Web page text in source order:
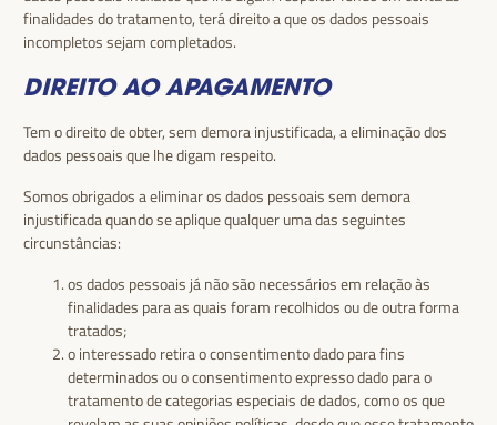
finalidades do tratamento, terá direito a que os dados pessoais
incompletos sejam completados.
DIREITO AO APAGAMENTO
Tem o direito de obter, sem demora injustificada, a eliminação dos
dados pessoais que lhe digam respeito.
Somos obrigados a eliminar os dados pessoais sem demora
injustificada quando se aplique qualquer uma das seguintes
circunstâncias:
os dados pessoais já não são necessários em relação às
finalidades para as quais foram recolhidos ou de outra forma
tratados;
o interessado retira o consentimento dado para fins
determinados ou o consentimento expresso dado para o
tratamento de categorias especiais de dados, como os que